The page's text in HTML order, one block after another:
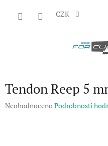
CZK
Tendon Reep 5
Průměrné
Neohodnoceno Podrobnosti